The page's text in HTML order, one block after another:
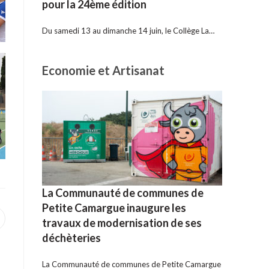
pour la 24ème édition
Du samedi 13 au dimanche 14 juin, le Collège La…
Economie et Artisanat
La Communauté de communes de
Petite Camargue inaugure les
travaux de modernisation de ses
déchèteries
La Communauté de communes de Petite Camargue